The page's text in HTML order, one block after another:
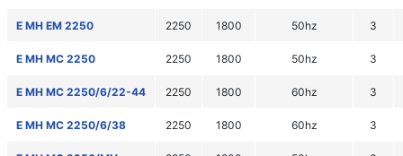
E MH EM 2250 2250 1800 50hz 3
E MH MC 2250 2250 1800 50hz 3
E MH MC 2250/6/22-44 2250 1800 60hz 3
E MH MC 2250/6/38 2250 1800 60hz 3